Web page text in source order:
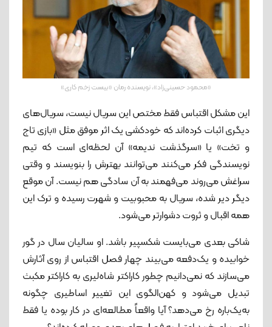
«محمود حسینی‌زاد»، نویسنده رمان «بیست زخم کاری»
این مشکل اقتباس فقط مختص این سریال نیست، سریال‌های
دیگری اثبات کرده‌اند که خودکشی یک اثر موفق مثل «بازی تاج
و تخت» یا «سرگذشت ندیمه» آن لحظه‌ای است که تیم
نویسندگی فکر می‌کنند می‌توانند بهترش را بنویسند و وقتی
سراغش می‌روند می‌فهمند به آن سادگی هم نیست. آن موقع
دیگر دیر شده، سریال به محبوبیت و شهرت رسیده و ترک این
همه اقبال و ثروت دشوارتر می‌شود.
شاکی بعدی می‌بایست شکسپیر باشد. او سالیان سال در گور
خوابیده و یک‌دفعه می‌بیند چهار فصل اقتباس از روی آثارش
می‌سازند که نمی‌دانیم چطور کاراکتر شاه‌لیری به کاراکتر مکبث
تبدیل می‌شود و کهن‌الگوی این تغییر اساطیری چگونه
به‌یک‌باره رخ می‌دهد؟ آیا واقعاً مطالعه‌ای در کار بوده یا فقط